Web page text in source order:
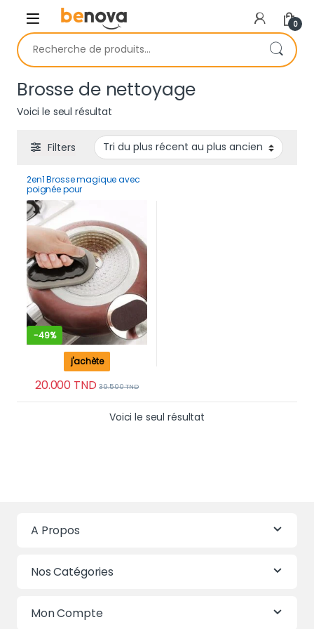
Skip to navigation
Skip to content
0
Recherche pour :
Brosse de nettoyage
Voici le seul résultat
Filters
2en1 Brosse magique avec
poignée pour
décontamination et
nettoyage Super forte (2pcs)
-49%
20.000 TND 39.500TND
j'achète
Voici le seul résultat
A Propos
Nos Catégories
Mon Compte